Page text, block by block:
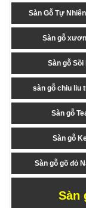
Sàn Gỗ Tự
Sàn gỗ
Sàn gỗ Sồi
sàn gỗ chiu liu
Sàn gỗ
Sàn gỗ
Sàn gỗ gõ đỏ
Sàn